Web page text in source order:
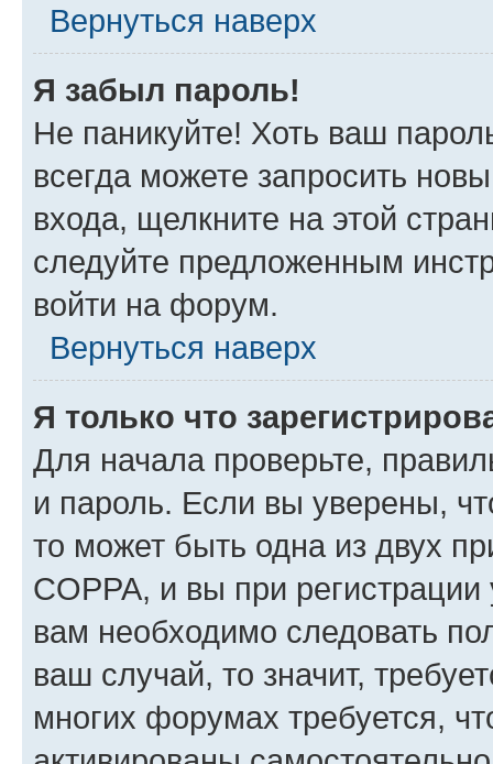
Вернуться наверх
Я забыл пароль!
Не паникуйте! Хоть ваш
всегда можете запросить
входа, щелкните на этой
следуйте предложенным
войти на форум.
Вернуться наверх
Я только что
Для начала проверьте,
и пароль. Если вы уверены,
то может быть одна из двух
COPPA, и вы при
вам необходимо следовать
ваш случай, то значит,
многих форумах требуется,